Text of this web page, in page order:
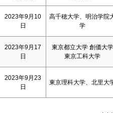
2023年9月10
日
高千穂大学、明治学院
学
2023年9月17
日
東京都立大学 創価大学
東京工科大学
2023年9月23
日
東京理科大学、北里大